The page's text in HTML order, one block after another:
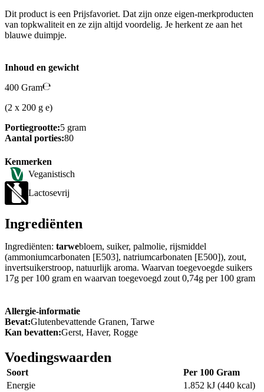
Dit product is een Prijsfavoriet. Dat zijn onze eigen-merkproducten
van topkwaliteit en ze zijn altijd voordelig. Je herkent ze aan het
blauwe duimpje.
Inhoud en gewicht
400 Gram
(2 x 200 g e)
Portiegrootte:5 gram
Aantal porties:80
Kenmerken
Veganistisch
Lactosevrij
Ingrediënten
Ingrediënten: tarwebloem, suiker, palmolie, rijsmiddel
(ammoniumcarbonaten [E503], natriumcarbonaten [E500]), zout,
invertsuikerstroop, natuurlijk aroma. Waarvan toegevoegde suikers
17g per 100 gram en waarvan toegevoegd zout 0,74g per 100 gram
Allergie-informatie
Bevat:Glutenbevattende Granen, Tarwe
Kan bevatten:Gerst, Haver, Rogge
Voedingswaarden
Soort
Per 100 Gram
Energie
1.852 kJ (440 kcal)